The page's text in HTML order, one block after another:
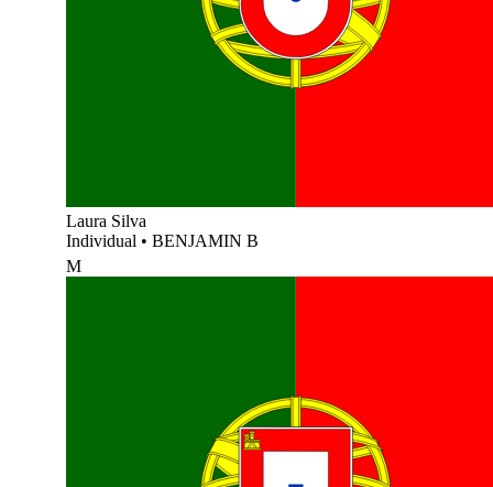
Laura Silva
Individual • BENJAMIN B
M